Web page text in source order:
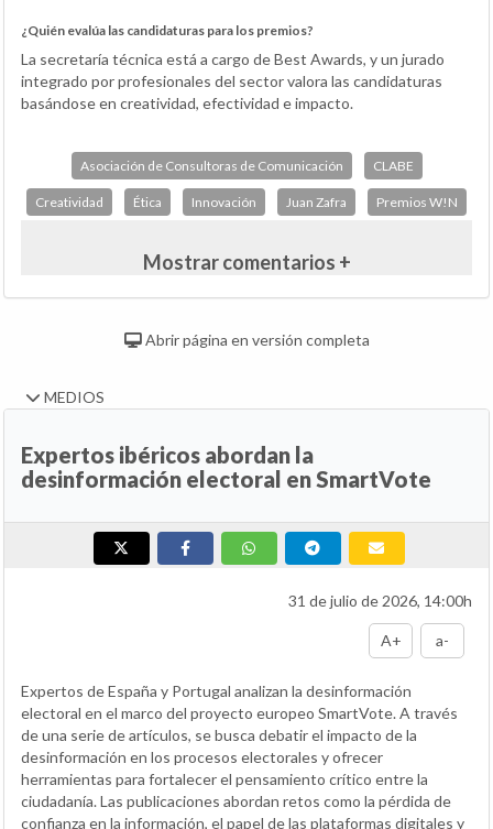
¿Quién evalúa las candidaturas para los premios?
La secretaría técnica está a cargo de Best Awards, y un jurado
integrado por profesionales del sector valora las candidaturas
basándose en creatividad, efectividad e impacto.
Asociación de Consultoras de Comunicación CLABE
Creatividad Ética Innovación Juan Zafra Premios W!N
Mostrar comentarios +
Abrir página en versión completa
MEDIOS
Expertos ibéricos abordan la
desinformación electoral en SmartVote
31 de julio de 2026, 14:00h
A+ a-
Expertos de España y Portugal analizan la desinformación
electoral en el marco del proyecto europeo SmartVote. A través
de una serie de artículos, se busca debatir el impacto de la
desinformación en los procesos electorales y ofrecer
herramientas para fortalecer el pensamiento crítico entre la
ciudadanía. Las publicaciones abordan retos como la pérdida de
confianza en la información, el papel de las plataformas digitales y